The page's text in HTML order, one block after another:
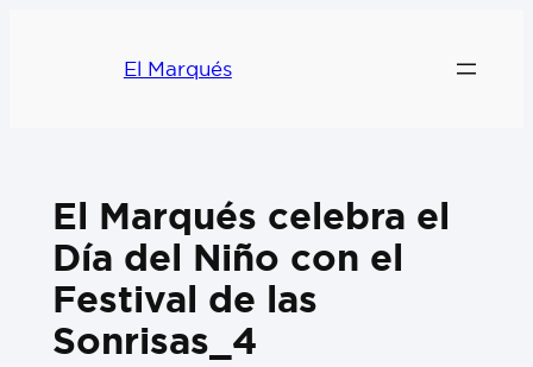
El Marqués
El Marqués celebra el
Día del Niño con el
Festival de las
Sonrisas_4